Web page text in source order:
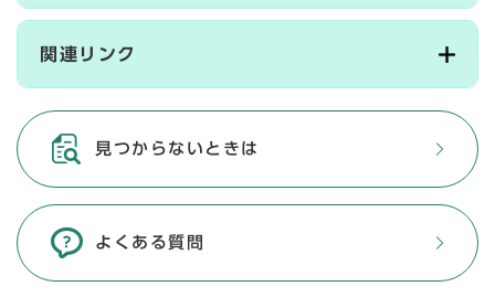
関連リンク
見つからないときは
よくある質問